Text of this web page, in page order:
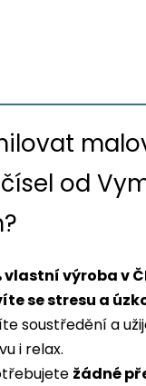
od
vlastní výroba v
se stresu a
soustředění a
i relax.
žádné